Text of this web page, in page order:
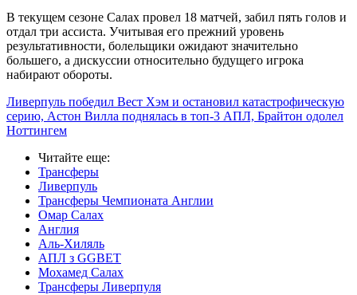
В текущем сезоне Салах провел 18 матчей, забил пять голов и
отдал три ассиста. Учитывая его прежний уровень
результативности, болельщики ожидают значительно
большего, а дискуссии относительно будущего игрока
набирают обороты.
Ливерпуль победил Вест Хэм и остановил катастрофическую
серию, Астон Вилла поднялась в топ-3 АПЛ, Брайтон одолел
Ноттингем
Читайте еще:
Трансферы
Ливерпуль
Трансферы Чемпионата Англии
Омар Салах
Англия
Аль-Хиляль
АПЛ з GGBET
Мохамед Салах
Трансферы Ливерпуля